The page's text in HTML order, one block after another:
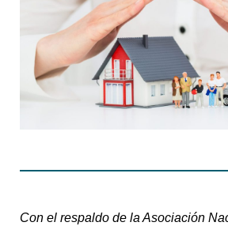
Con el respaldo de la Asociación